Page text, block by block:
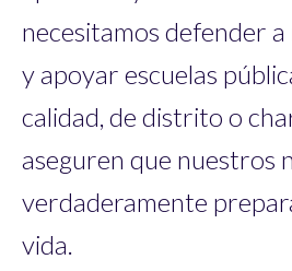
necesitamos defender
y apoyar escuelas
calidad, de distrito o
aseguren que nuestros
verdaderamente
vida.